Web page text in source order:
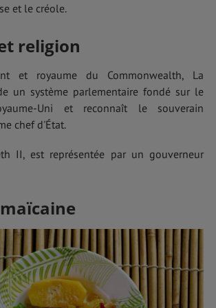
et le créole.
religion
et royaume du Commonwealth, La
un système parlementaire fondé sur le
Uni et reconnaît le souverain
chef d'État.
II, est représentée par un gouverneur